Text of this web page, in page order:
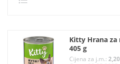
Kitty Hrana
405 g
Cijena za j.m.: